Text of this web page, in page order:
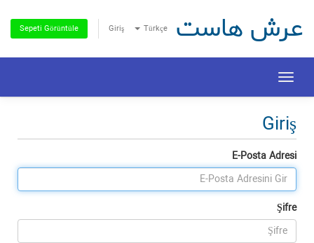
Türkçe
Giriş
Sepeti Görüntüle عرش هاست
Toggle
navigation
Giriş
E-Posta Adresi
Şifre